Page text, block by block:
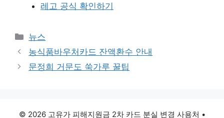
레고 공식 확인하기
카
테
고
리
뉴스
농식품바우처카드 잔액환수 안내
문정희 거문도 쑥가루 꿀팁
© 2026 고유가 피해지원금 2차 카드 분실 변경 사용처 •